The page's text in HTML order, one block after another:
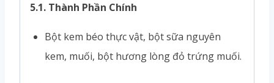
5.1. Thành Phần Chính
Bột kem béo thực vật, bột sữa nguyên
kem, muối, bột hương lòng đỏ trứng muối.